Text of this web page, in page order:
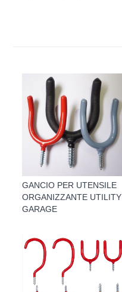
GANCIO PER UTENSILE
ORGANIZZANTE UTILITY
GARAGE